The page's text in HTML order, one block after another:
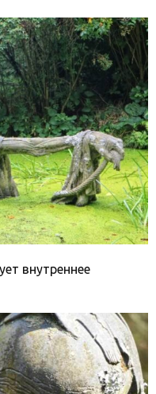
внутреннее